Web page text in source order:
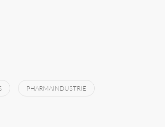
PHARMAINDUSTRIE